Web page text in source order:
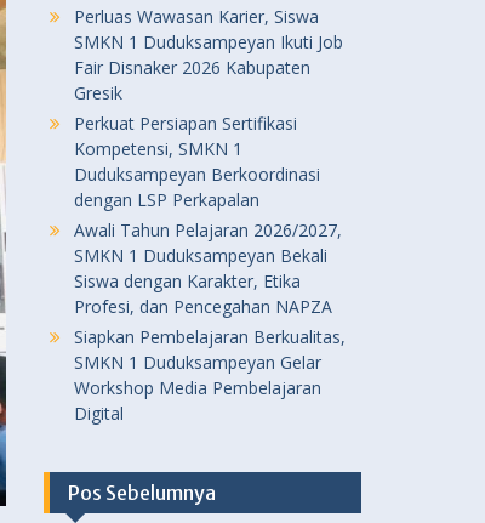
Perluas Wawasan Karier, Siswa
SMKN 1 Duduksampeyan Ikuti Job
Fair Disnaker 2026 Kabupaten
Gresik
Perkuat Persiapan Sertifikasi
Kompetensi, SMKN 1
Duduksampeyan Berkoordinasi
dengan LSP Perkapalan
Awali Tahun Pelajaran 2026/2027,
SMKN 1 Duduksampeyan Bekali
Siswa dengan Karakter, Etika
Profesi, dan Pencegahan NAPZA
Siapkan Pembelajaran Berkualitas,
SMKN 1 Duduksampeyan Gelar
Workshop Media Pembelajaran
Digital
Pos Sebelumnya